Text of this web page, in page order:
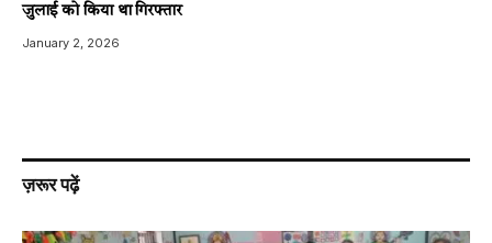
जुलाई को किया था गिरफ्तार
January 2, 2026
ज़रूर पढ़ें